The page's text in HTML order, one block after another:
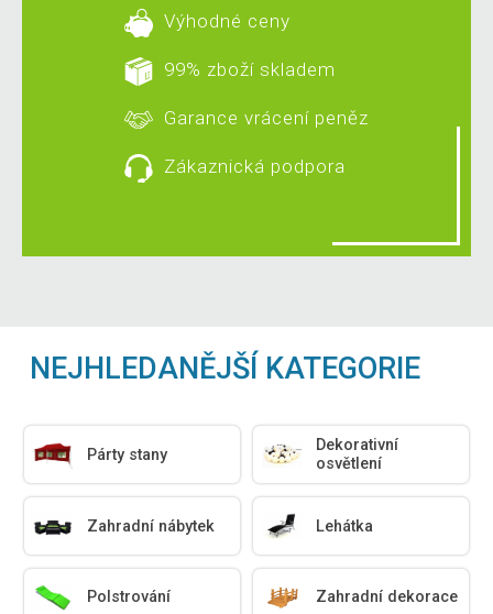
Výhodné ceny
99% zboží skladem
Garance vrácení peněz
Zákaznická podpora
NEJHLEDANĚJŠÍ KATEGORIE
Párty stany
Dekorativní
osvětlení
Zahradní nábytek Lehátka
Polstrování Zahradní dekorace